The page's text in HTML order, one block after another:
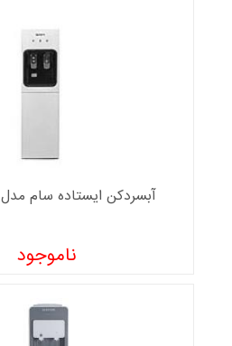
آبسردکن ایستاده سام مدل WD-P763
ناموجود